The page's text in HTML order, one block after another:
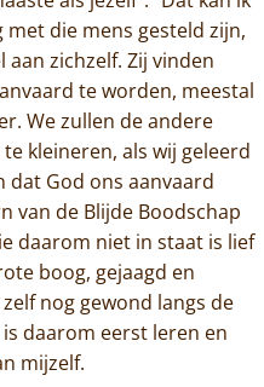
met die mens gesteld zijn,
zichzelf. Zij vinden
te worden, meestal
We zullen de andere
kleineren, als wij geleerd
dat God ons aanvaard
van de Blijde Boodschap
daarom niet in staat is lief
boog, gejaagd en
nog gewond langs de
daarom eerst leren en
mijzelf.